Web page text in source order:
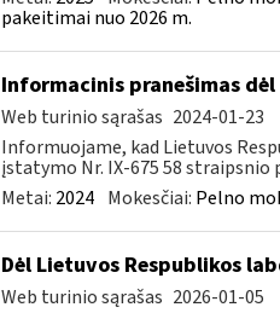
pakeitimai nuo 2026 m.
Informacinis pranešimas
Web turinio sąrašas 2024-01-23
Informuojame, kad Lietuvos
įstatymo Nr. IX-675 58 straipsnio
Metai: 2024 Mokesčiai: Pelno
Dėl Lietuvos Respublikos
Web turinio sąrašas 2026-01-05